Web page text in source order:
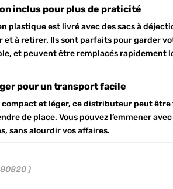
inclus pour plus de praticité
plastique est livré avec des sacs à
et à retirer. Ils sont parfaits pour garder
et peuvent être remplacés rapidement
pour un transport facile
compact et léger, ce distributeur peut
de place. Vous pouvez l’emmener
sans alourdir vos affaires.
)